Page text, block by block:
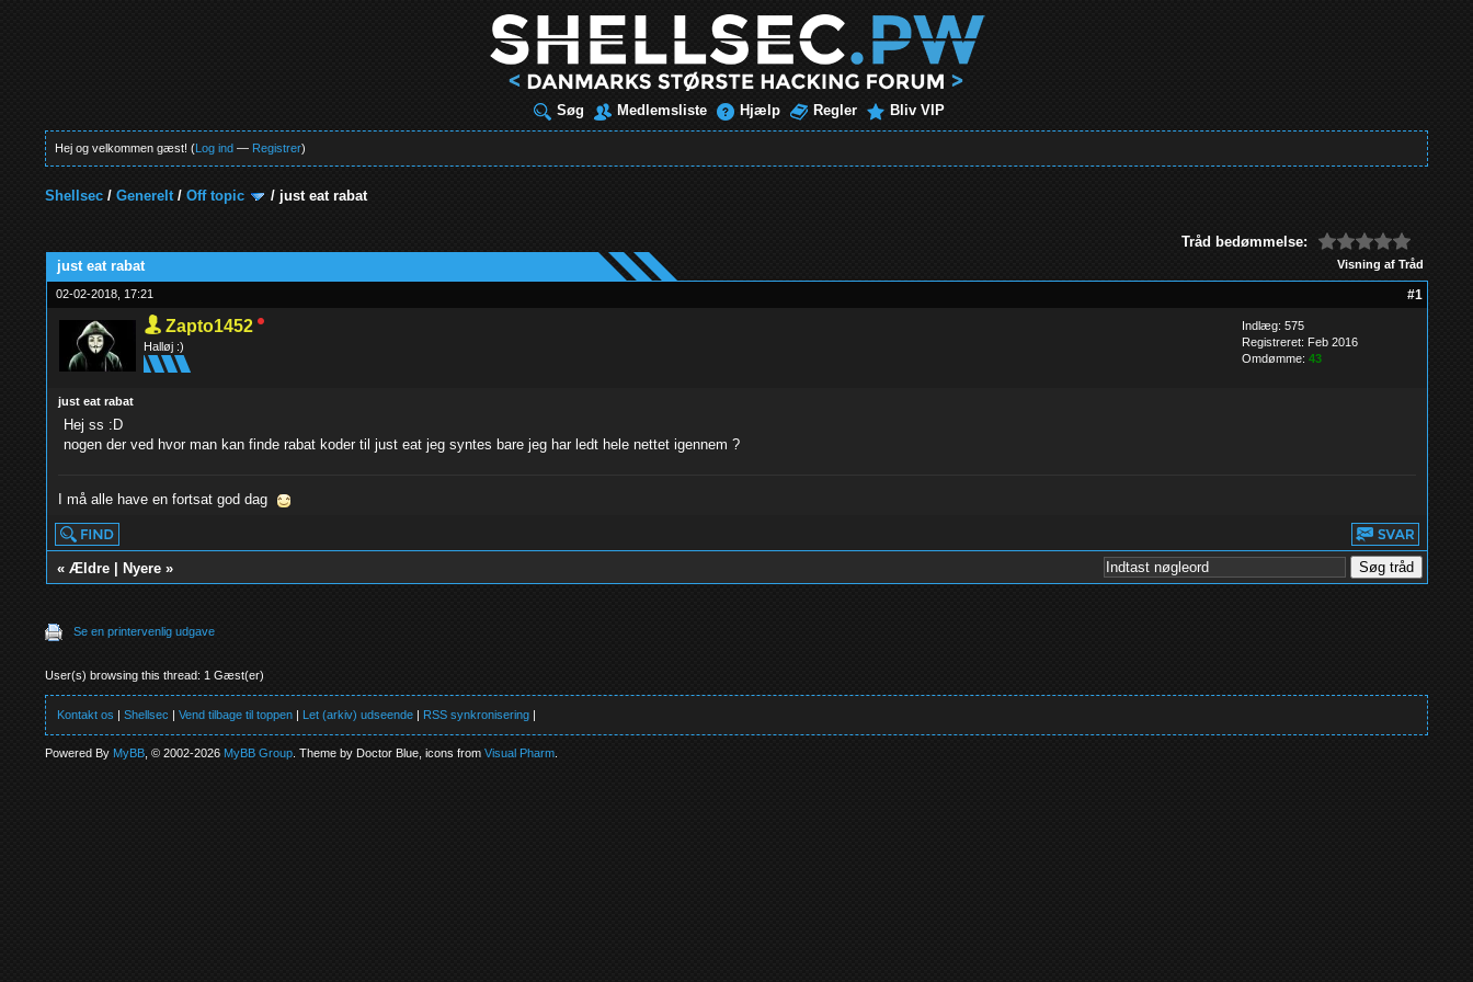
Søg Medlemsliste Hjælp Regler Bliv VIP
Hej og velkommen gæst! (Log ind — Registrer)
Shellsec /Generelt/Off topic /just eat rabat
Tråd bedømmelse:
Visning af Tråd
just eat rabat
02-02-2018, 17:21 #1
Zapto1452
Halløj :)
Indlæg: 575
Registreret: Feb 2016
Omdømme: 43
just eat rabat
Hej ss :D
nogen der ved hvor man kan finde rabat koder til just eat jeg syntes bare jeg har ledt hele nettet igennem ?
I må alle have en fortsat god dag
« Ældre| Nyere»
Se en printervenlig udgave
User(s) browsing this thread: 1 Gæst(er)
Kontakt os |Shellsec |Vend tilbage til toppen | Let (arkiv) udseende | RSS synkronisering |
Powered ByMyBB , © 2002-2026MyBB Group . Theme by Doctor Blue, icons fromVisual Pharm